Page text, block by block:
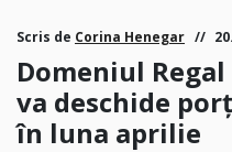
Scris de Corina Henegar
Domeniul
va deschide
în luna aprilie